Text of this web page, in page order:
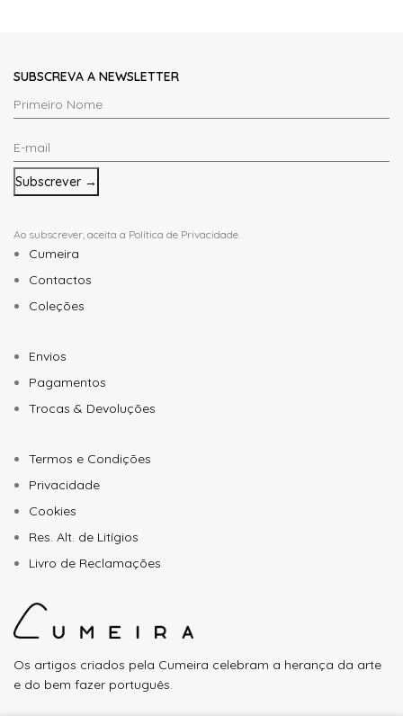
SUBSCREVA A NEWSLETTER
Primeiro
Nome
*
E-
mail
*
Ao subscrever, aceita a Política de Privacidade
Cumeira
Contactos
Coleções
Envios
Pagamentos
Trocas & Devoluções
Termos e Condições
Privacidade
Cookies
Res. Alt. de Litígios
Livro de Reclamações
Os artigos criados pela Cumeira celebram a herança da arte
e do bem fazer português.